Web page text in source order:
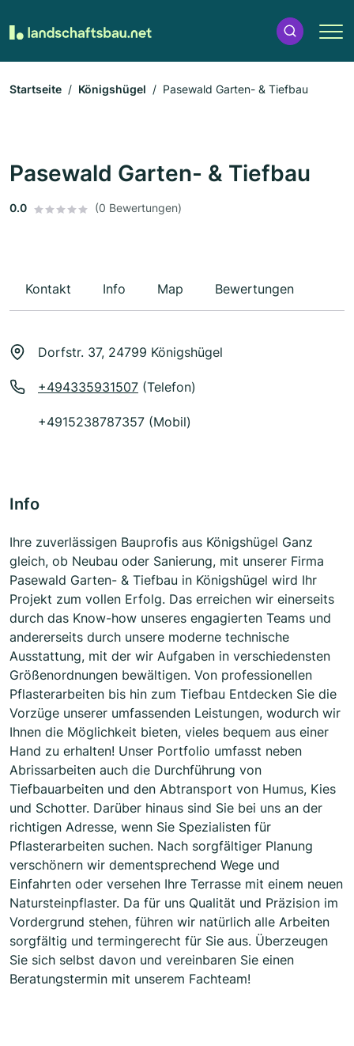
Startseite Königshügel Pasewald Garten- & Tiefbau
Pasewald Garten- & Tiefbau
0.0 (0 Bewertungen)
Kontakt Info Map Bewertungen
Dorfstr. 37, 24799 Königshügel
+494335931507 (Telefon)
+4915238787357 (Mobil)
Info
Ihre zuverlässigen Bauprofis aus Königshügel Ganz
gleich, ob Neubau oder Sanierung, mit unserer Firma
Pasewald Garten- & Tiefbau in Königshügel wird Ihr
Projekt zum vollen Erfolg. Das erreichen wir einerseits
durch das Know-how unseres engagierten Teams und
andererseits durch unsere moderne technische
Ausstattung, mit der wir Aufgaben in verschiedensten
Größenordnungen bewältigen. Von professionellen
Pflasterarbeiten bis hin zum Tiefbau Entdecken Sie die
Vorzüge unserer umfassenden Leistungen, wodurch wir
Ihnen die Möglichkeit bieten, vieles bequem aus einer
Hand zu erhalten! Unser Portfolio umfasst neben
Abrissarbeiten auch die Durchführung von
Tiefbauarbeiten und den Abtransport von Humus, Kies
und Schotter. Darüber hinaus sind Sie bei uns an der
richtigen Adresse, wenn Sie Spezialisten für
Pflasterarbeiten suchen. Nach sorgfältiger Planung
verschönern wir dementsprechend Wege und
Einfahrten oder versehen Ihre Terrasse mit einem neuen
Natursteinpflaster. Da für uns Qualität und Präzision im
Vordergrund stehen, führen wir natürlich alle Arbeiten
sorgfältig und termingerecht für Sie aus. Überzeugen
Sie sich selbst davon und vereinbaren Sie einen
Beratungstermin mit unserem Fachteam!